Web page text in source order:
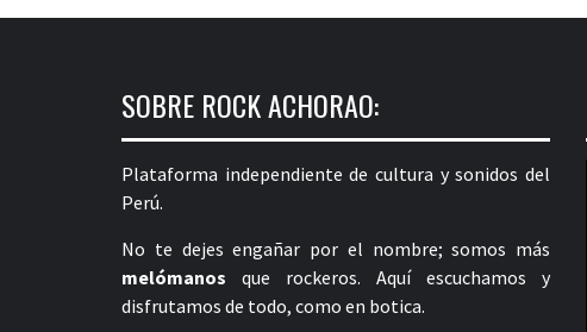
SOBRE ROCK ACHORAO:
Plataforma independiente de cultura y sonidos del
Perú.
No te dejes engañar por el nombre; somos más
melómanos que rockeros. Aquí escuchamos y
disfrutamos de todo, como en botica.